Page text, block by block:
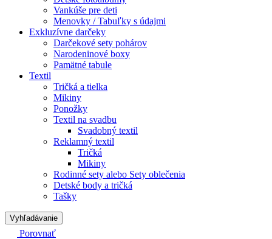
Vankúše pre deti
Menovky / Tabuľky s údajmi
Exkluzívne darčeky
Darčekové sety pohárov
Narodeninové boxy
Pamätné tabule
Textil
Tričká a tielka
Mikiny
Ponožky
Textil na svadbu
Svadobný textil
Reklamný textil
Tričká
Mikiny
Rodinné sety alebo Sety oblečenia
Detské body a tričká
Tašky
Vyhľadávanie
Porovnať